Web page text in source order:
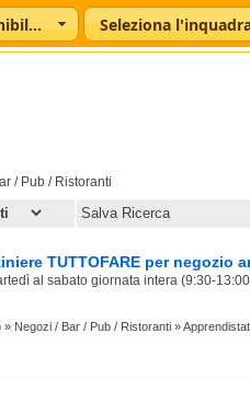
Seleziona la disponibilità
/ Pub / Ristoranti
Salva Ricerca
TUTTOFARE per negozio
al sabato giornata intera (9:30-
Negozi / Bar / Pub / Ristoranti »